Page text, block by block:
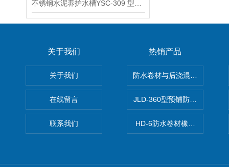
关于我们
关于我们
在线留言
联系我们
热销产品
防水卷材与后浇混凝土剥离强
JLD-360型预铺防水卷材抗冲
HD-6防水卷材橡胶测厚仪